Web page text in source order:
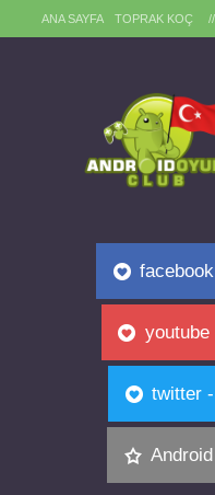
ANA SAYFA TOPRAK KOÇ
youtube
twitter